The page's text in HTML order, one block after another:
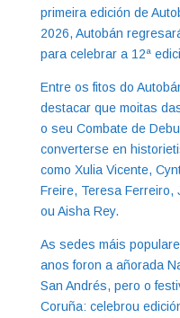
primeira edición de
2026, Autobán
para celebrar a 12ª
Entre os fitos do
destacar que moitas
o seu Combate de
converterse en
como Xulia Vicente,
Freire, Teresa
ou Aisha Rey.
As sedes máis
anos foron a añorada
San Andrés, pero o
Coruña: celebrou